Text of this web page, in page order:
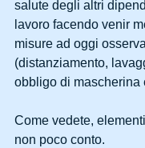
salute degli altri
lavoro facendo venir
misure ad oggi
(distanziamento,
obbligo di mascherina
Come vedete,
non poco conto.